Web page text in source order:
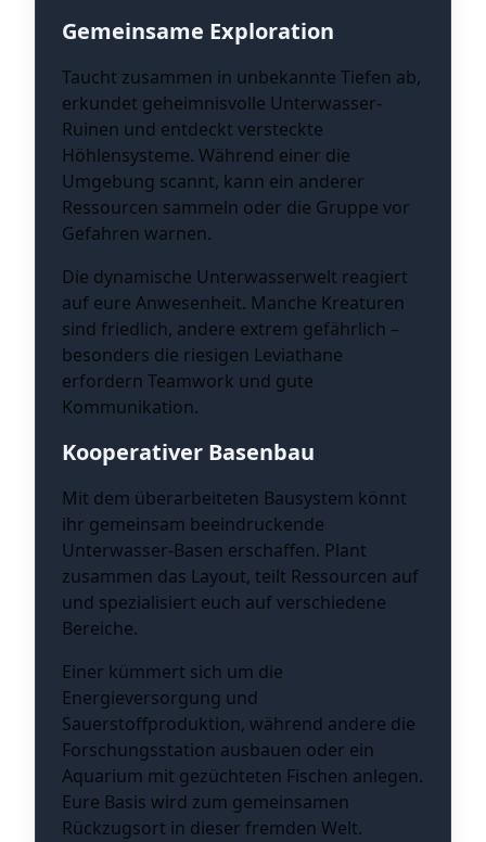
Gemeinsame Exploration
Taucht zusammen in unbekannte Tiefen ab,
erkundet geheimnisvolle Unterwasser-
Ruinen und entdeckt versteckte
Höhlensysteme. Während einer die
Umgebung scannt, kann ein anderer
Ressourcen sammeln oder die Gruppe vor
Gefahren warnen.
Die dynamische Unterwasserwelt reagiert
auf eure Anwesenheit. Manche Kreaturen
sind friedlich, andere extrem gefährlich –
besonders die riesigen Leviathane
erfordern Teamwork und gute
Kommunikation.
Kooperativer Basenbau
Mit dem überarbeiteten Bausystem könnt
ihr gemeinsam beeindruckende
Unterwasser-Basen erschaffen. Plant
zusammen das Layout, teilt Ressourcen auf
und spezialisiert euch auf verschiedene
Bereiche.
Einer kümmert sich um die
Energieversorgung und
Sauerstoffproduktion, während andere die
Forschungsstation ausbauen oder ein
Aquarium mit gezüchteten Fischen anlegen.
Eure Basis wird zum gemeinsamen
Rückzugsort in dieser fremden Welt.